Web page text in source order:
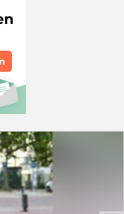
aus dem
dann aber
eine
Ängste. Sie
und anderen
entwurmt,